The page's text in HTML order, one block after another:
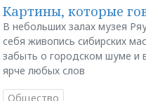
Картины, которые
В небольших залах музея
себя живопись сибирских
забыть о городском шуме и
ярче любых слов
Общество